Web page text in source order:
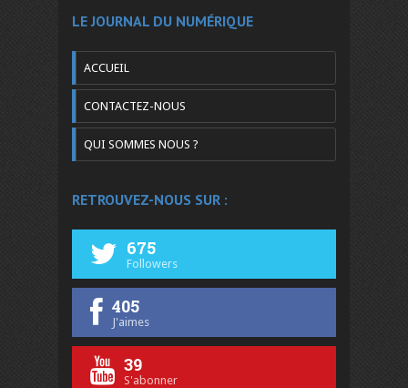
LE JOURNAL DU NUMÉRIQUE
ACCUEIL
CONTACTEZ-NOUS
QUI SOMMES NOUS ?
RETROUVEZ-NOUS SUR :
675
Followers
405
J'aimes
39
S'abonner